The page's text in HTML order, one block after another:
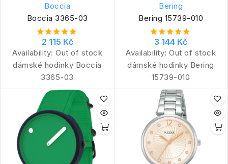
Boccia
Boccia 3365-03
2 115 Kč
Availability: Out of stock
dámské hodinky Boccia
3365-03
Bering
Bering 15739-010
3 144 Kč
Availability: Out of stock
dámské hodinky Bering
15739-010